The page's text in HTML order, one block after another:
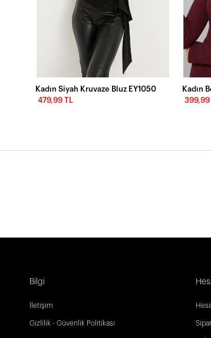
Kadın Siyah Kruvaze Bluz EY1050
479,99 TL
Kadın
399,99
Bilgi
İletişim
Gizlilik - Güvenlik Politikası